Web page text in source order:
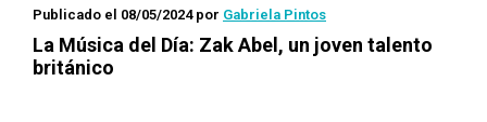
Publicado el 08/05/2024por Gabriela Pintos
La Música del Día: Zak Abel, un joven talento
británico